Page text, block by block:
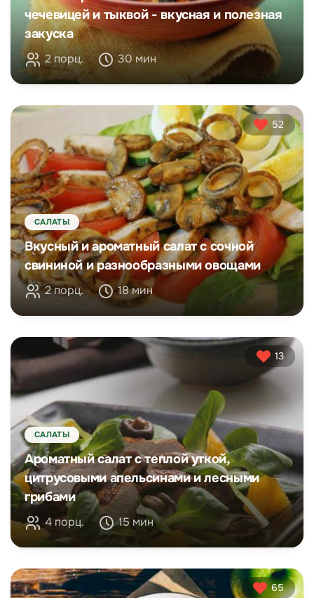
чечевицей и тыквой - вкусная и полезная
закуска
2 порц. 30 мин
52
САЛАТЫ
Вкусный и ароматный салат с сочной
свининой и разнообразными овощами
2 порц. 18 мин
13
САЛАТЫ
Ароматный салат с теплой уткой,
цитрусовыми апельсинами и лесными
грибами
4 порц. 15 мин
65